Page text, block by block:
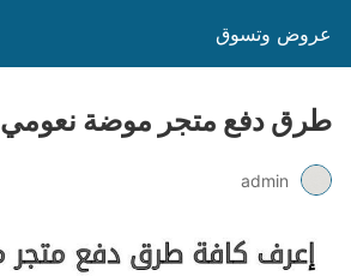
عروض وتسوق
طرق دفع متجر موضة نعومي
admin